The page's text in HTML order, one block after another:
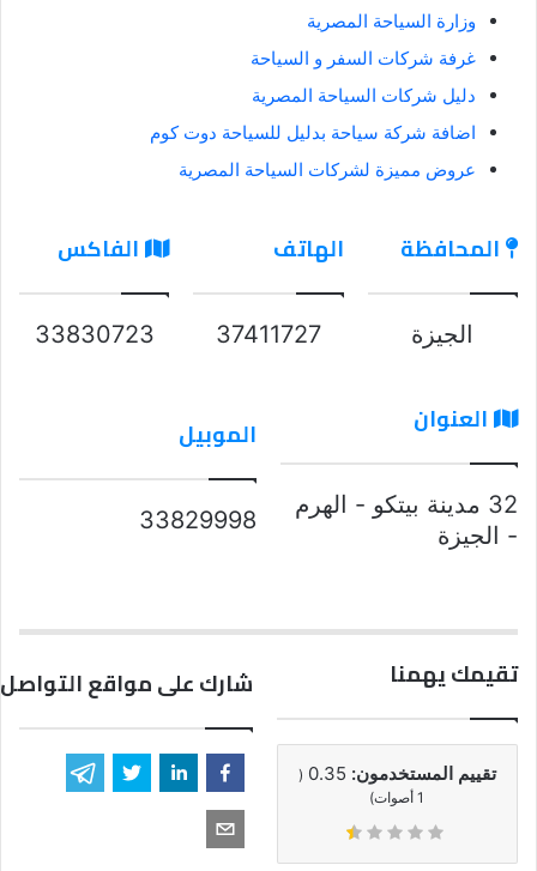
وزارة السياحة المصرية
غرفة شركات السفر و السياحة
دليل شركات السياحة المصرية
اضافة شركة سياحة بدليل للسياحة دوت كوم
عروض مميزة لشركات السياحة المصرية
المحافظة
الجيزة
الهاتف
37411727
الفاكس
33830723
العنوان
32 مدينة بيتكو - الهرم
- الجيزة
الموبيل
33829998
تقيمك يهمنا
تقييم المستخدمون: 0.35
(
1أصوات)
شارك على مواقع